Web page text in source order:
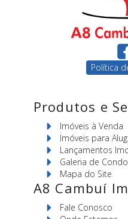
Política
Produtos e
Imóveis à Venda
Imóveis para
Lançamentos
Galeria de
Mapa do Site
A8 Cambuí
Fale Conosco